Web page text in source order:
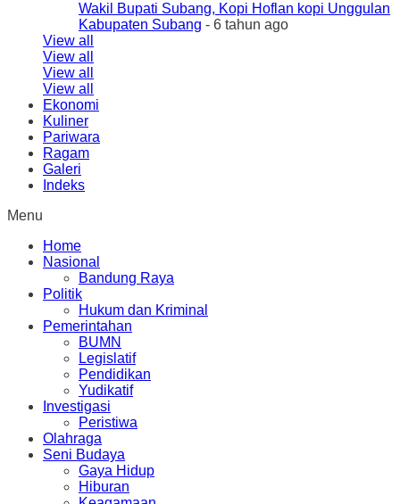
Wakil Bupati Subang, Kopi Hoflan kopi Unggulan
Kabupaten Subang - 6 tahun ago
View all
View all
View all
View all
Ekonomi
Kuliner
Pariwara
Ragam
Galeri
Indeks
Menu
Home
Nasional
Bandung Raya
Politik
Hukum dan Kriminal
Pemerintahan
BUMN
Legislatif
Pendidikan
Yudikatif
Investigasi
Peristiwa
Olahraga
Seni Budaya
Gaya Hidup
Hiburan